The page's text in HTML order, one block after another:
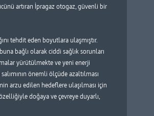
artıran İpragaz otogaz, güvenli bir
tehdit eden boyutlara ulaşmıştır.
bağlı olarak ciddi sağlık sorunları
yürütülmekte ve yeni enerji
önemli ölçüde azaltılması
arzu edilen hedeflere ulaşılması için
doğaya ve çevreye duyarlı,